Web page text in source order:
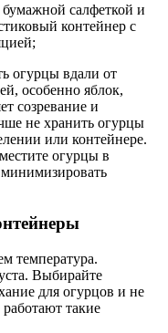
салфеткой и
контейнер с
огурцы вдали от
особенно яблок,
созревание и
не хранить огурцы
или контейнере.
огурцы в
температура.
Выбирайте
для огурцов и не
такие